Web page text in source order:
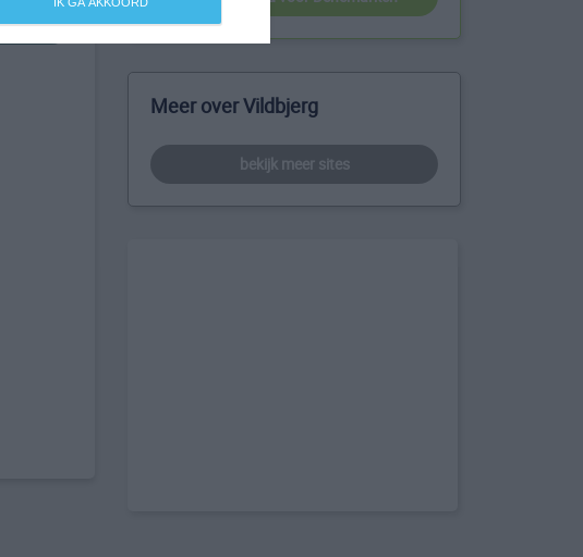
Meer over Vildbjerg
bekijk meer sites